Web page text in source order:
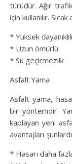
türüdür. Ağır
için kullanılır.
* Yüksek
* Uzun ömürlü
* Su geçirmezlik
Asfalt Yama
Asfalt yama,
bir yöntemdir.
kaplayan yeni
avantajları
* Hasarı daha